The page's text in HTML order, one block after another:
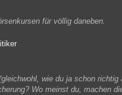
für völlig daneben.
wie du ja schon richtig
Wo meinst du, machen